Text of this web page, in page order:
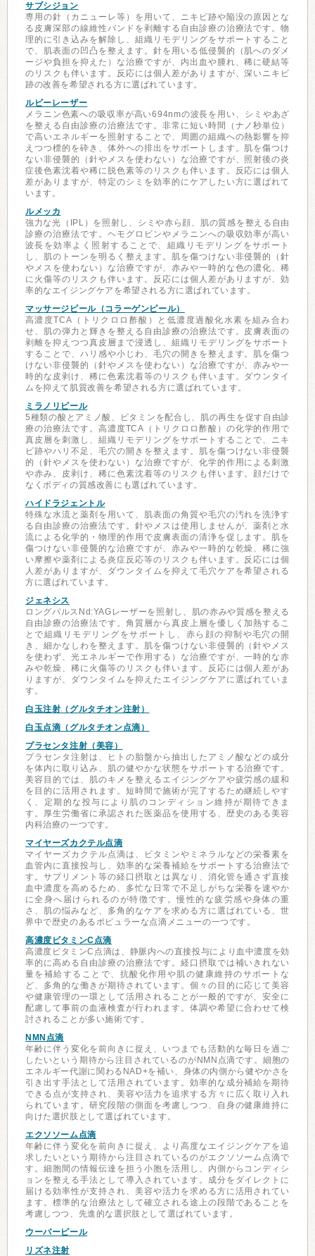
サブシジョン
専用の針（カニューレ等）を用いて、ニキビ跡や陥没の原因とな
る皮膚深部の線維性バンドを剥離する自由診療の治療法です。物
理的に引き込みを解除し、組織リモデリングをサポートすること
で、肌表面の凹凸を整えます。針を用いる低侵襲的（肌へのダメ
ージや負担を抑えた）な治療ですが、内出血や腫れ、稀に硬結等
のリスクも伴います。反応には個人差がありますが、深いニキビ
跡の改善を希望される方に選ばれています。
ルビーレーザー
メラニン色素への吸収率が高い694nmの波長を用い、シミやあざ
を整える自由診療の治療法です。非常に短い時間（ナノ秒単位）
で高いエネルギーを照射することで、周囲の組織への熱影響を抑
えつつ標的を砕き、体外への排出をサポートします。肌を傷つけ
ない非侵襲的（針やメスを使わない）な治療ですが、照射後の炎
症後色素沈着や稀に脱色素等のリスクも伴います。反応には個人
差がありますが、特定のシミを効率的にケアしたい方に選ばれて
います。
ルメッカ
強力な光（IPL）を照射し、シミや赤ら顔、肌の質感を整える自由
診療の治療法です。ヘモグロビンやメラニンへの吸収効率が高い
波長を効率よく照射することで、組織リモデリングをサポート
し、肌のトーンを明るく整えます。肌を傷つけない非侵襲的（針
やメスを使わない）な治療ですが、赤みや一時的な色の濃化、稀
に火傷等のリスクも伴います。反応には個人差がありますが、効
率的なエイジングケアを希望される方に選ばれています。
マッサージピール（コラーゲンピール）
高濃度TCA（トリクロロ酢酸）と低濃度過酸化水素を組み合わ
せ、肌の弾力と輝きを整える自由診療の治療法です。皮膚表面の
剥離を抑えつつ真皮層まで浸透し、組織リモデリングをサポート
することで、ハリ感や小じわ、毛穴の開きを整えます。肌を傷つ
けない非侵襲的（針やメスを使わない）な治療ですが、赤みや一
時的な皮剥け、稀に色素沈着等のリスクも伴います。ダウンタイ
ムを抑えて肌質改善を希望される方に選ばれています。
ミラノリピール
5種類の酸とアミノ酸、ビタミンを配合し、肌の再生を促す自由診
療の治療法です。高濃度TCA（トリクロロ酢酸）の化学的作用で
真皮層を刺激し、組織リモデリングをサポートすることで、ニキ
ビ跡やハリ不足、毛穴の開きを整えます。肌を傷つけない非侵襲
的（針やメスを使わない）な治療ですが、化学的作用による刺激
や赤み、皮剥け、稀に色素沈着等のリスクも伴います。顔だけで
なくボディの質感改善にも選ばれています。
ハイドラジェントル
特殊な水流と薬剤を用いて、肌表面の角質や毛穴の汚れを洗浄す
る自由診療の治療法です。針やメスは使用しませんが、薬剤と水
流による化学的・物理的作用で皮膚表面の清浄を促します。肌を
傷つけない非侵襲的な治療ですが、赤みや一時的な乾燥、稀に強
い摩擦や薬剤による炎症反応等のリスクも伴います。反応には個
人差がありますが、ダウンタイムを抑えて毛穴ケアを希望される
方に選ばれています。
ジェネシス
ロングパルスNd:YAGレーザーを照射し、肌の赤みや質感を整える
自由診療の治療法です。角質層から真皮上層を優しく加熱するこ
とで組織リモデリングをサポートし、赤ら顔の抑制や毛穴の開
き、細かなしわを整えます。肌を傷つけない非侵襲的（針やメス
を使わず、光エネルギーで作用する）な治療ですが、一時的な赤
みや乾燥、稀に火傷等のリスクも伴います。反応には個人差があ
りますが、ダウンタイムを抑えたエイジングケアに選ばれていま
す。
白玉注射（グルタチオン注射）
白玉点滴（グルタチオン点滴）
プラセンタ注射（美容）
プラセンタ注射は、ヒトの胎盤から抽出したアミノ酸などの成分
を体内に取り込み、肌の健やかな状態をサポートする治療です。
美容目的では、肌のキメを整えるエイジングケアや疲労感の緩和
を目的に活用されます。短時間で施術が完了するため継続しやす
く、定期的な投与により肌のコンディション維持が期待できま
す。厚生労働省に承認された医薬品を使用する、歴史のある美容
内科治療の一つです。
マイヤーズカクテル点滴
マイヤーズカクテル点滴は、ビタミンやミネラルなどの栄養素を
血管内に直接投与し、効率的な栄養補給をサポートする治療法で
す。サプリメント等の経口摂取とは異なり、消化管を通さず直接
血中濃度を高めるため、多忙な日常で不足しがちな栄養を速やか
に全身へ届けられるのが特徴です。慢性的な疲労感や身体の重
さ、肌の悩みなど、多角的なケアを求める方に選ばれている、世
界中で歴史のあるポピュラーな点滴メニューの一つです。
高濃度ビタミンC点滴
高濃度ビタミンC点滴は、静脈内への直接投与により血中濃度を効
率的に高める自由診療の治療法です。経口摂取では補いきれない
量を補給することで、抗酸化作用や肌の健康維持のサポートな
ど、多角的な働きが期待されています。個々の目的に応じて美容
や健康管理の一環として活用されることが一般的ですが、安全に
配慮して事前の血液検査が行われます。体調や希望に合わせて検
討されることが多い施術です。
NMN点滴
年齢に伴う変化を前向きに捉え、いつまでも活動的な毎日を過ご
したいという期待から注目されているのがNMN点滴です。細胞の
エネルギー代謝に関わるNAD+を補い、身体の内側から健やかさを
引き出す手法として活用されています。効率的な成分補給を期待
できる点が支持され、美容や活力を追求する方々に広く取り入れ
られています。研究段階の側面を考慮しつつ、自身の健康維持に
向けた選択肢として選ばれています。
エクソソーム点滴
年齢に伴う変化を前向きに捉え、より高度なエイジングケアを追
求したいという期待から注目されているのがエクソソーム点滴で
す。細胞間の情報伝達を担う小胞を活用し、内側からコンディシ
ョンを整える手法として導入されています。成分をダイレクトに
届ける効率性が支持され、美容や活力を求める方に活用されてい
ます。標準的な治療法として確立される途上の段階であることを
考慮しつつ、先進的な選択肢として選ばれています。
ウーバーピール
リズネ注射